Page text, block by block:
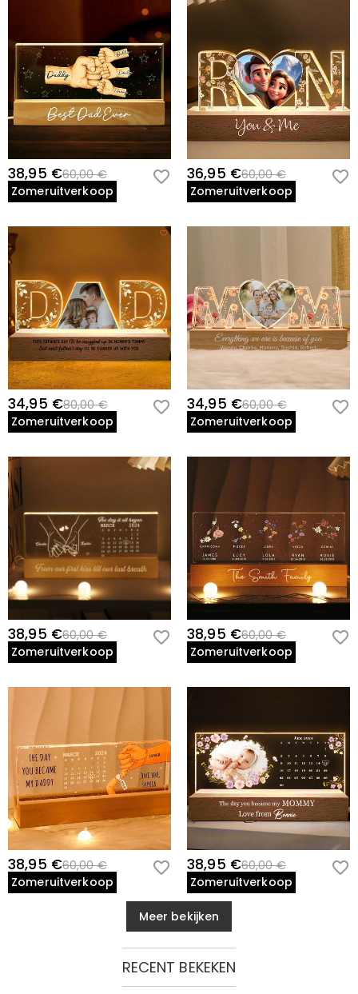
38,95 €60,00 €
Zomeruitverkoop
36,95 €60,00 €
Zomeruitverkoop
34,95 €80,00 €
Zomeruitverkoop
34,95 €60,00 €
Zomeruitverkoop
38,95 €60,00 €
Zomeruitverkoop
38,95 €60,00 €
Zomeruitverkoop
38,95 €60,00 €
Zomeruitverkoop
38,95 €60,00 €
Zomeruitverkoop
Meer bekijken
RECENT BEKEKEN